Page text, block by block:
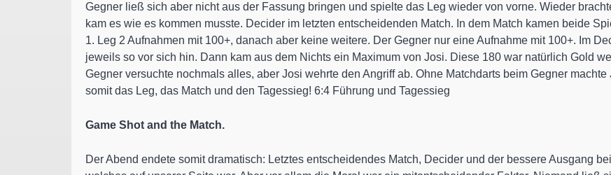
Gegner ließ sich aber nicht aus der Fassung bringen und spielte das Leg wieder von vorne. Wieder
kam es wie es kommen musste. Decider im letzten entscheidenden Match. In dem Match kamen beide
1. Leg 2 Aufnahmen mit 100+, danach aber keine weitere. Der Gegner nur eine Aufnahme mit 100+. Im
jeweils so vor sich hin. Dann kam aus dem Nichts ein Maximum von Josi. Diese 180 war natürlich Gold
Gegner versuchte nochmals alles, aber Josi wehrte den Angriff ab. Ohne Matchdarts beim Gegner
somit das Leg, das Match und den Tagessieg! 6:4 Führung und Tagessieg
Game Shot and the Match.
Der Abend endete somit dramatisch: Letztes entscheidendes Match, Decider und der bessere Ausgang